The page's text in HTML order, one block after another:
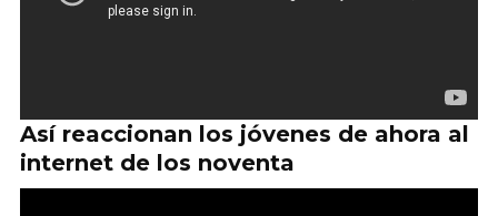
Así reaccionan los jóvenes de ahora al
internet de los noventa